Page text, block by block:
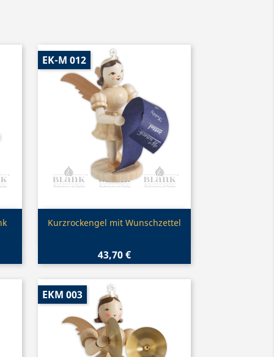
Vorschau
Kurzrockengel mit Wunschzettel
43,70 €
EK-M 012
EKM 003